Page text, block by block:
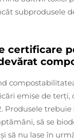
subprodusele
certificare
emise de terți,
Produsele trebuie
să se
să nu lase în